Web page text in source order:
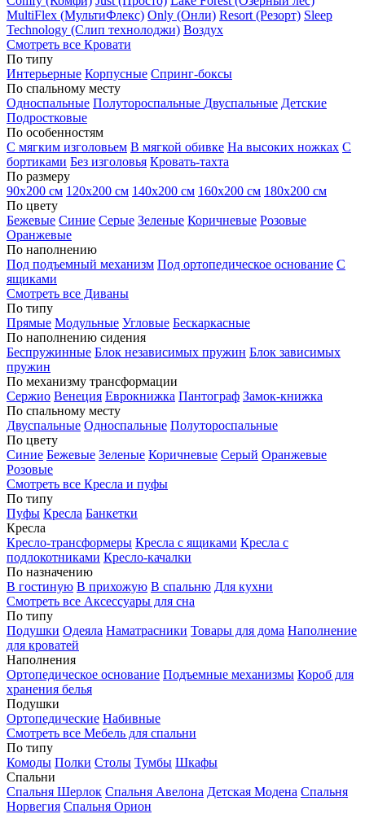
MultiFlex (МультиФлекс) Only (Онли) Resort (Резорт) Sleep
Technology (Слип технолоджи) Воздух
Смотреть все Кровати
По типу
Интерьерные Корпусные Спринг-боксы
По спальному месту
Односпальные Полутороспальные Двуспальные Детские
Подростковые
По особенностям
С мягким изголовьем В мягкой обивке На высоких ножках С
бортиками Без изголовья Кровать-тахта
По размеру
90х200 см 120х200 см 140х200 см 160х200 см 180х200 см
По цвету
Бежевые Синие Серые Зеленые Коричневые Розовые
Оранжевые
По наполнению
Под подъемный механизм Под ортопедическое основание С
ящиками
Смотреть все Диваны
По типу
Прямые Модульные Угловые Бескаркасные
По наполнению сидения
Беспружинные Блок независимых пружин Блок зависимых
пружин
По механизму трансформации
Сержио Венеция Еврокнижка Пантограф Замок-книжка
По спальному месту
Двуспальные Односпальные Полутороспальные
По цвету
Синие Бежевые Зеленые Коричневые Серый Оранжевые
Розовые
Смотреть все Кресла и пуфы
По типу
Пуфы Кресла Банкетки
Кресла
Кресло-трансформеры Кресла с ящиками Кресла с
подлокотниками Кресло-качалки
По назначению
В гостиную В прихожую В спальню Для кухни
Смотреть все Аксессуары для сна
По типу
Подушки Одеяла Наматрасники Товары для дома Наполнение
для кроватей
Наполнения
Ортопедическое основание Подъемные механизмы Короб для
хранения белья
Подушки
Ортопедические Набивные
Смотреть все Мебель для спальни
По типу
Комоды Полки Столы Тумбы Шкафы
Спальни
Спальня Шерлок Спальня Авелона Детская Модена Спальня
Норвегия Спальня Орион